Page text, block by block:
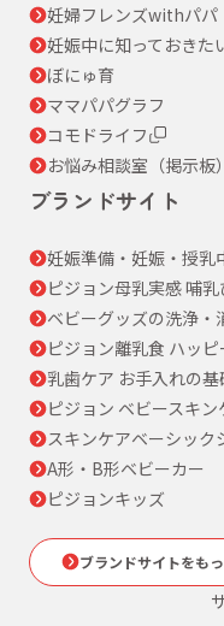
妊婦フレンズwithパパ
妊娠中に知っておきた
ぼにゅ育
ママパパグラフ
コモドライフ
お悩み相談室（掲示板）
ブランドサイト
妊娠準備・妊娠・授乳
ピジョン母乳実感 哺乳
ベビーグッズの洗浄・
ピジョン離乳食 ハッ
乳歯ケア お手入れの
ピジョン ベビースキン
スキンケアベーシック
A形・B形ベビーカー
ピジョンキッズ
ブランドサイトをも